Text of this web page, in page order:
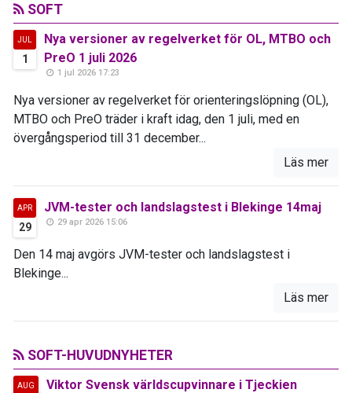
SOFT
JUL
1
Nya versioner av regelverket för OL, MTBO och
PreO 1 juli 2026
1 jul 2026 17:23
Nya versioner av regelverket för orienteringslöpning (OL),
MTBO och PreO träder i kraft idag, den 1 juli, med en
övergångsperiod till 31 december...
Läs mer
APR
29
JVM-tester och landslagstest i Blekinge 14maj
29 apr 2026 15:06
Den 14 maj avgörs JVM-tester och landslagstest i
Blekinge...
Läs mer
SOFT-HUVUDNYHETER
AUG Viktor Svensk världscupvinnare i Tjeckien